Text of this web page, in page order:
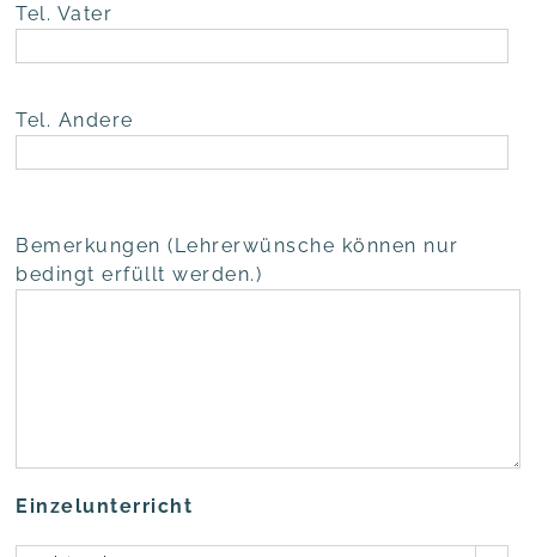
Tel. Vater
Tel. Ande­re
Bemer­kun­gen (Leh­rer­wün­sche kön­nen nur
bedingt erfüllt werden.)
Ein­zel­un­ter­richt